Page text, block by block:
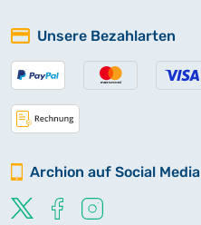
Unsere Bezahlarten
Archion auf Social Media